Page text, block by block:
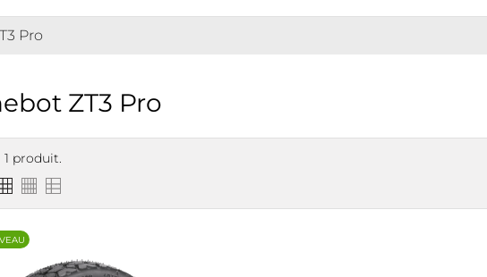
Pro
ZT3 Pro
1 produit.